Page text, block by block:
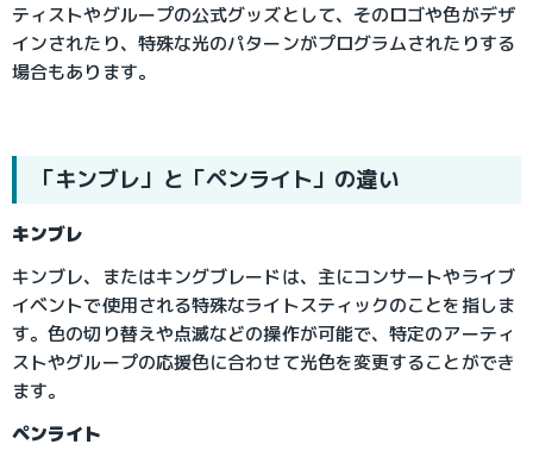
ティストやグループの公式グッズとして、そのロゴや色がデザ
インされたり、特殊な光のパターンがプログラムされたりする
場合もあります。
「キンブレ」と「ペンライト」の違い
キンブレ
キンブレ、またはキングブレードは、主にコンサートやライブ
イベントで使用される特殊なライトスティックのことを指しま
す。色の切り替えや点滅などの操作が可能で、特定のアーティ
ストやグループの応援色に合わせて光色を変更することができ
ます。
ペンライト